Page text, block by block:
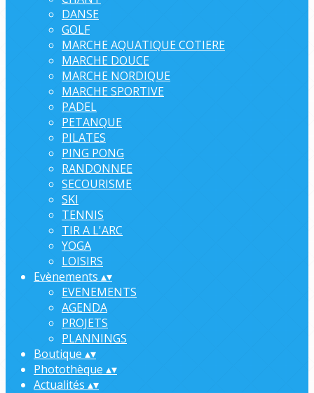
DANSE
GOLF
MARCHE AQUATIQUE COTIERE
MARCHE DOUCE
MARCHE NORDIQUE
MARCHE SPORTIVE
PADEL
PETANQUE
PILATES
PING PONG
RANDONNEE
SECOURISME
SKI
TENNIS
TIR A L'ARC
YOGA
LOISIRS
Evènements ▴▾
EVENEMENTS
AGENDA
PROJETS
PLANNINGS
Boutique ▴▾
Photothèque ▴▾
Actualités ▴▾